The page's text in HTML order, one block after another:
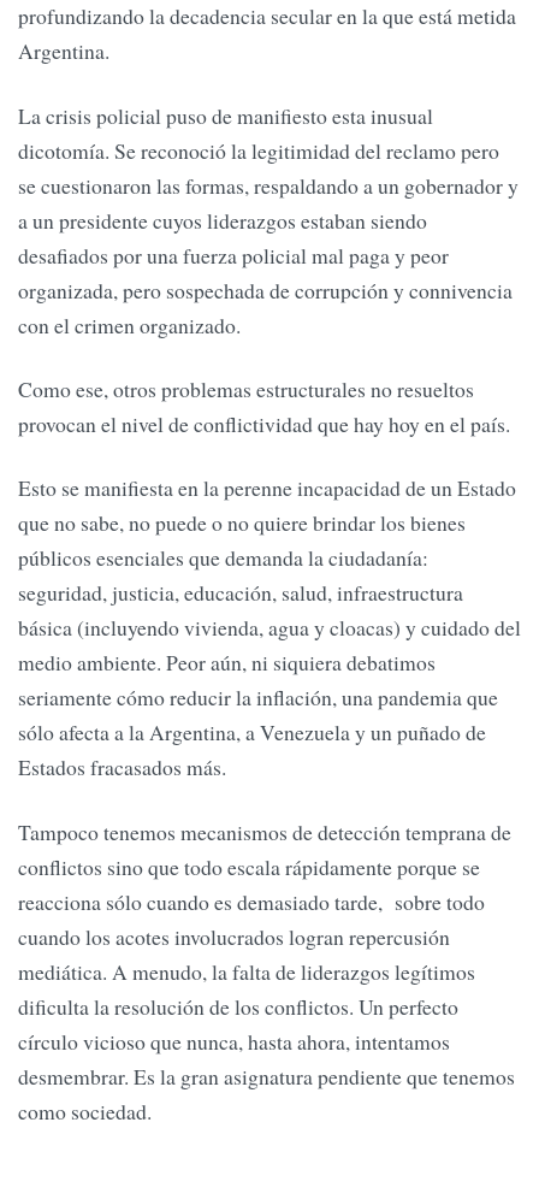
profundizando la decadencia secular en la que está metida
Argentina.
La crisis policial puso de manifiesto esta inusual
dicotomía. Se reconoció la legitimidad del reclamo pero
se cuestionaron las formas, respaldando a un gobernador y
a un presidente cuyos liderazgos estaban siendo
desafiados por una fuerza policial mal paga y peor
organizada, pero sospechada de corrupción y connivencia
con el crimen organizado.
Como ese, otros problemas estructurales no resueltos
provocan el nivel de conflictividad que hay hoy en el país.
Esto se manifiesta en la perenne incapacidad de un Estado
que no sabe, no puede o no quiere brindar los bienes
públicos esenciales que demanda la ciudadanía:
seguridad, justicia, educación, salud, infraestructura
básica (incluyendo vivienda, agua y cloacas) y cuidado del
medio ambiente. Peor aún, ni siquiera debatimos
seriamente cómo reducir la inflación, una pandemia que
sólo afecta a la Argentina, a Venezuela y un puñado de
Estados fracasados más.
Tampoco tenemos mecanismos de detección temprana de
conflictos sino que todo escala rápidamente porque se
reacciona sólo cuando es demasiado tarde, sobre todo
cuando los acotes involucrados logran repercusión
mediática. A menudo, la falta de liderazgos legítimos
dificulta la resolución de los conflictos. Un perfecto
círculo vicioso que nunca, hasta ahora, intentamos
desmembrar. Es la gran asignatura pendiente que tenemos
como sociedad.